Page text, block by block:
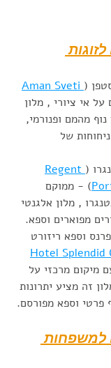
(
Aman Sveti
אי ציורי , מלון
מהמם ופנורמי,
של
(
Regent
) - ממוקם
, מלון אלגנטי
מפוארים וספא.
וספא ריזורט
Hotel Splendid
מיקום מרכזי על
זה מציע יתרונות
פרטי וספא מפורסם.
למשפחות